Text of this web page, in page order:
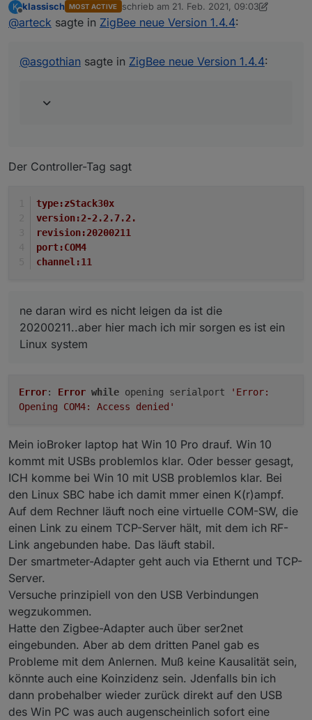
Welche Firmware hast du auf dem Board ?
ne daran wird es nicht leigen da ist die 20200211..aber
hier mach ich mir sorgen es ist ein Linux system
K
Offline
klassisch MOST ACTIVE schrieb am 21. Feb. 2021, 09:03
zuletzt editiert von klassisch
@arteck sagte in ZigBee neue Version 1.4.4:
@asgothian sagte in ZigBee neue Version 1.4.4:
Der Controller-Tag sagt
type:zStack30x
version:2-2.2.7.2.
revision:20200211
port:COM4
channel:11
ne daran wird es nicht leigen da ist die
20200211..aber hier mach ich mir sorgen es ist ein
Linux system
Error: Error while opening serialport
'Error:
Opening COM4: Access denied'
Mein ioBroker laptop hat Win 10 Pro drauf. Win 10
kommt mit USBs problemlos klar. Oder besser gesagt,
ICH komme bei Win 10 mit USB problemlos klar. Bei
den Linux SBC habe ich damit mmer einen K(r)ampf.
Auf dem Rechner läuft noch eine virtuelle COM-SW, die
einen Link zu einem TCP-Server hält, mit dem ich RF-
Link angebunden habe. Das läuft stabil.
Der smartmeter-Adapter geht auch via Ethernt und TCP-
Server.
Versuche prinzipiell von den USB Verbindungen
wegzukommen.
Hatte den Zigbee-Adapter auch über ser2net
eingebunden. Aber ab dem dritten Panel gab es
Probleme mit dem Anlernen. Muß keine Kausalität sein,
könnte auch eine Koinzidenz sein. Jdenfalls bin ich
dann probehalber wieder zurück direkt auf den USB
des Win PC was auch augenscheinlich sofort eine